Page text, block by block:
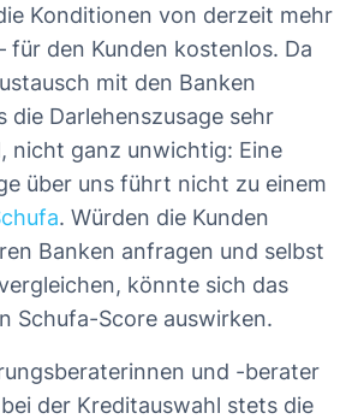
Konditionen von derzeit mehr
für den Kunden kostenlos. Da
mit den Banken
die Darlehenszusage sehr
nicht ganz unwichtig: Eine
über uns führt nicht zu einem
. Würden die Kunden
Banken anfragen und selbst
könnte sich das
Schufa-Score auswirken.
und -berater
der Kreditauswahl stets die